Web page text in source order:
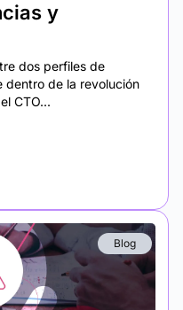
y
dos perfiles de
dentro de la revolución
CTO...
Blog